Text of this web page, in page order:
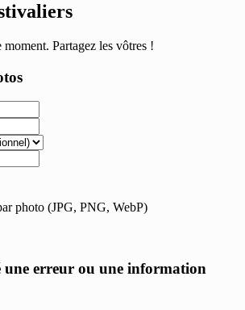
Partagez les vôtres !
photo (JPG, PNG, WebP)
une erreur ou une information